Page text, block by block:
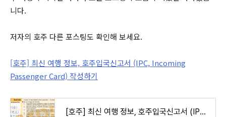
니다.
저자의 호주 다른 포스팅도 확인해 보세요.
[호주] 최신 여행 정보, 호주입국신고서 (IPC, Incoming
Passenger Card) 작성하기
[호주] 최신 여행 정보, 호주입국신고서 (IPC, Incoming Passenger Card) 작성하기